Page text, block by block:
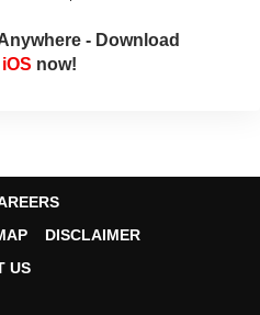
- Download
iOS now!
DISCLAIMER
US